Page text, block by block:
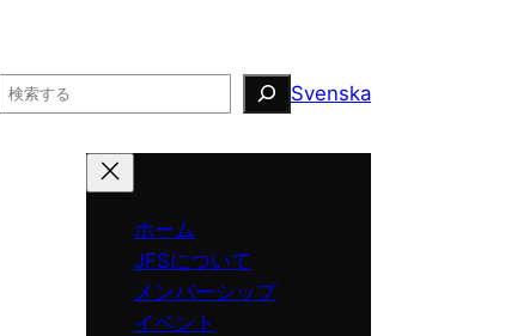
Search Svenska
ホーム
JFSについて
メンバーシップ
イベント